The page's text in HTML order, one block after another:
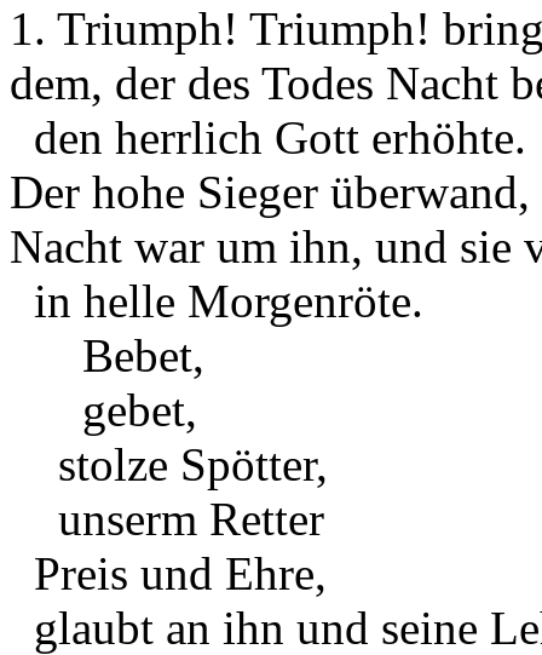
1. Triumph! Triumph!
dem, der des Todes Nacht
den herrlich Gott erhöhte.
Der hohe Sieger überwand,
Nacht war um ihn, und sie
in helle Morgenröte.
Bebet,
gebet,
stolze Spötter,
unserm Retter
Preis und Ehre,
glaubt an ihn und seine